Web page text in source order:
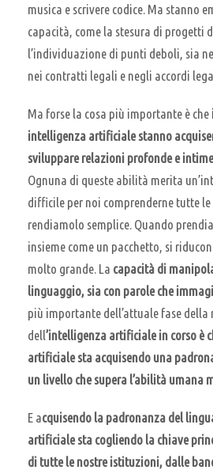
musica e scrivere codice. Ma stanno
capacità, come la stesura di progetti
l’individuazione di punti deboli, sia
nei contratti legali e negli accordi
Ma forse la cosa più importante è che
intelligenza artificiale stanno
sviluppare relazioni profonde e
Ognuna di queste abilità merita
difficile per noi comprenderne tutte
rendiamolo semplice. Quando
insieme come un pacchetto, si
molto grande. La capacità di
linguaggio, sia con parole che
più importante dell’attuale fase
dell’intelligenza artificiale in corso è
artificiale sta acquisendo una
un livello che supera l’abilità umana
E acquisendo la padronanza del
artificiale sta cogliendo la chiave
di tutte le nostre istituzioni, dalle